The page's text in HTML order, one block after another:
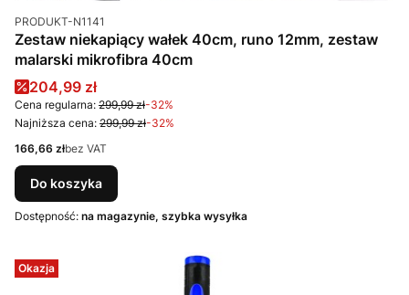
Kod produktu
PRODUKT-N1141
Zestaw niekapiący wałek 40cm, runo 12mm, zestaw
malarski mikrofibra 40cm
Cena promocyjna
204,99 zł
Cena regularna: 299,99 zł-32%
Najniższa cena: 299,99 zł-32%
Cena
166,66 złbez VAT
Do koszyka
Dostępność: na magazynie, szybka wysyłka
Okazja